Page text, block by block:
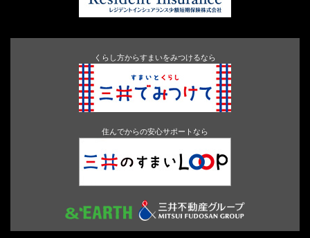
くらし方からすまいをみつけるなら
住んでからの安心サポートなら